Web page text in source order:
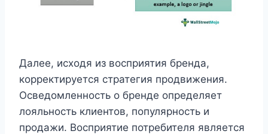
Далее, исходя из восприятия бренда,
корректируется стратегия продвижения.
Осведомленность о бренде определяет
лояльность клиентов, популярность и
продажи. Восприятие потребителя является